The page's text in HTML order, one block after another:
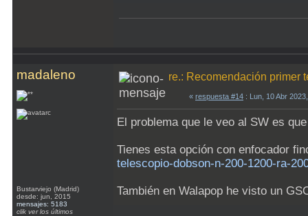
madaleno
Bustarviejo (Madrid)
desde: jun, 2015
mensajes: 5183
clik ver los últimos
re.: Recomendación primer
« respuesta #14 : Lun, 10 Abr
El problema que le veo al SW es
Tienes esta opción con enfocador
telescopio-dobson-n-200-1200-ra-
También en Walapop he visto un